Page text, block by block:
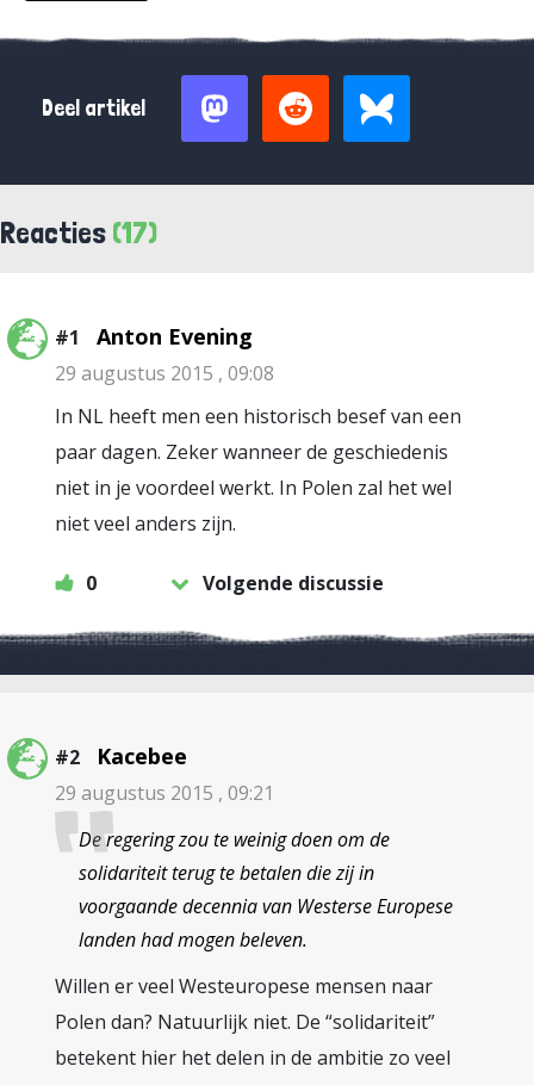
Deel artikel
Reacties (17)
#1 Anton Evening
29 augustus 2015 , 09:08
In NL heeft men een historisch besef van een
paar dagen. Zeker wanneer de geschiedenis
niet in je voordeel werkt. In Polen zal het wel
niet veel anders zijn.
0 Volgende discussie
#2 Kacebee
29 augustus 2015 , 09:21
De regering zou te weinig doen om de
solidariteit terug te betalen die zij in
voorgaande decennia van Westerse Europese
landen had mogen beleven.
Willen er veel Westeuropese mensen naar
Polen dan? Natuurlijk niet. De “solidariteit”
betekent hier het delen in de ambitie zo veel